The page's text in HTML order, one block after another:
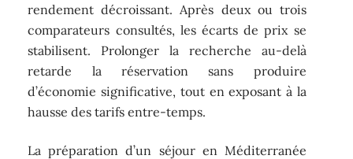
rendement décroissant. Après deux ou trois
comparateurs consultés, les écarts de prix se
stabilisent. Prolonger la recherche au-delà
retarde la réservation sans produire
d’économie significative, tout en exposant à la
hausse des tarifs entre-temps.
La préparation d’un séjour en Méditerranée